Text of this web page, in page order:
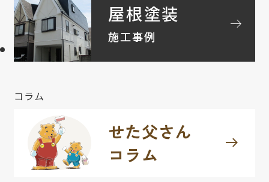
屋根塗装
施工事例
arrow_right_alt
コラム
せた父さん
コラム
arrow_right_alt